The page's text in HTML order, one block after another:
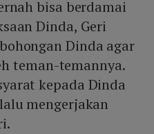
bisa berdamai
Dinda, Geri
Dinda agar
teman-temannya.
kepada Dinda
mengerjakan